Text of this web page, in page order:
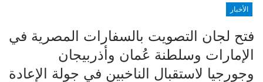
الأخبار
فتح لجان التصويت بالسفارات المصرية في
الإمارات وسلطنة عُمان وأذربيجان
وجورجيا لاستقبال الناخبين في جولة الإعادة